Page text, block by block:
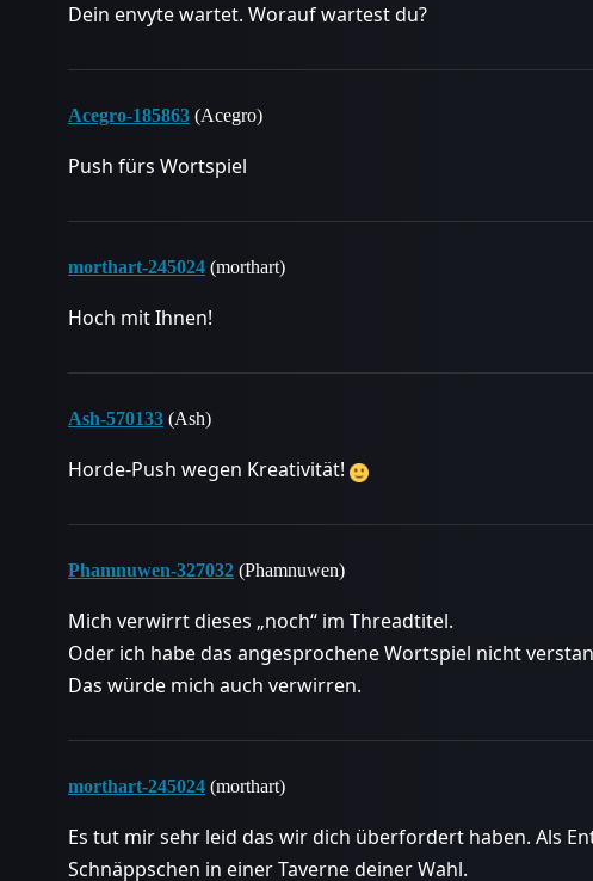
Dein envyte wartet. Worauf wartest du?
Acegro-185863 (Acegro)
Push fürs Wortspiel
morthart-245024 (morthart)
Hoch mit Ihnen!
Ash-570133 (Ash)
Horde-Push wegen Kreativität!
Phamnuwen-327032 (Phamnuwen)
Mich verwirrt dieses „noch“ im Threadtitel.
Oder ich habe das angesprochene Wortspiel nicht
Das würde mich auch verwirren.
morthart-245024 (morthart)
Es tut mir sehr leid das wir dich überfordert haben. Als
Schnäppschen in einer Taverne deiner Wahl.